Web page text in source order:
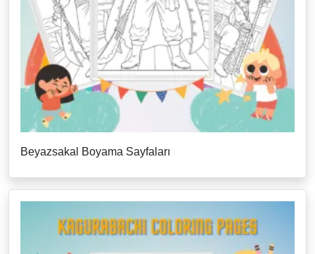
Beyazsakal Boyama Sayfaları